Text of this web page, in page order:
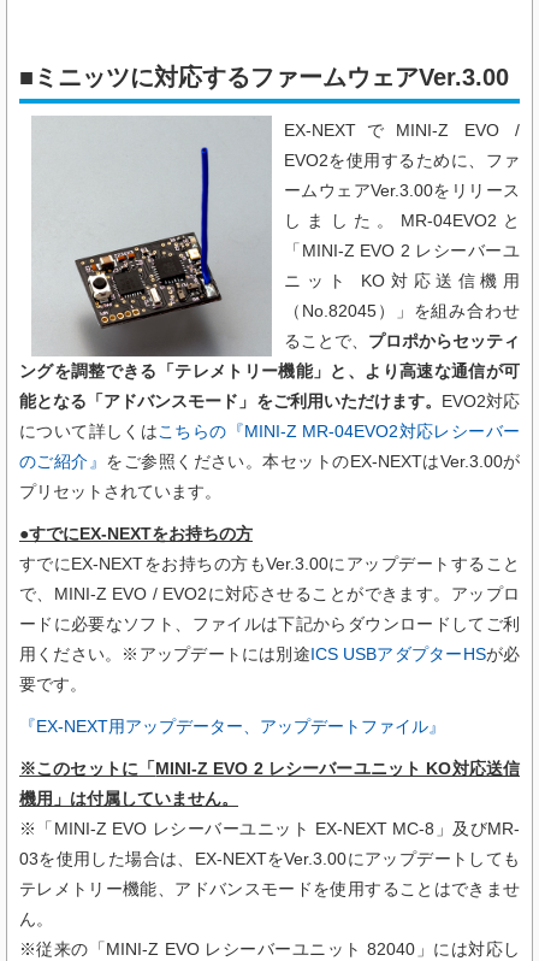
■ミニッツに対応するファームウェアVer.3.00
EX-NEXTでMINI-Z EVO /
EVO2を使用するために、ファ
ームウェアVer.3.00をリリース
しました。 MR-04EVO2と
「 MINI-Z EVO 2 レシーバーユ
ニット KO対応送信機用
（ No.82045）
」を組み合わせ
ることで、 プロポからセッティ
ングを調整できる「テレメトリー機能」と、より高速な通信が可
能となる「アドバンスモード」をご利用いただけます。 EVO2対応
について詳しくはこちらの『MINI-Z MR-04EVO2対応レシーバー
のご紹介』 をご参照ください。本セットのEX-NEXTはVer.3.00が
プリセットされています。
●すでにEX-NEXTをお持ちの方
すでにEX-NEXTをお持ちの方もVer.3.00にアップデートすること
で、MINI-Z EVO / EVO2に対応させることができます。アップロ
ードに必要なソフト、ファイルは下記からダウンロードしてご利
用ください。※アップデートには別途ICS USBアダプターHSが必
要です。
『EX-NEXT用アップデーター、アップデートファイル』
※このセットに 「MINI-Z EVO 2 レシーバーユニット KO対応送信
機用 」 は付属していません。
※「MINI-Z EVO レシーバーユニット EX-NEXT MC-8」及びMR-
03を使用した場合は、EX-NEXTをVer.3.00にアップデートしても
テレメトリー機能、アドバンスモードを使用することはできませ
ん。
※従来の「MINI-Z EVO レシーバーユニット 82040」には対応し